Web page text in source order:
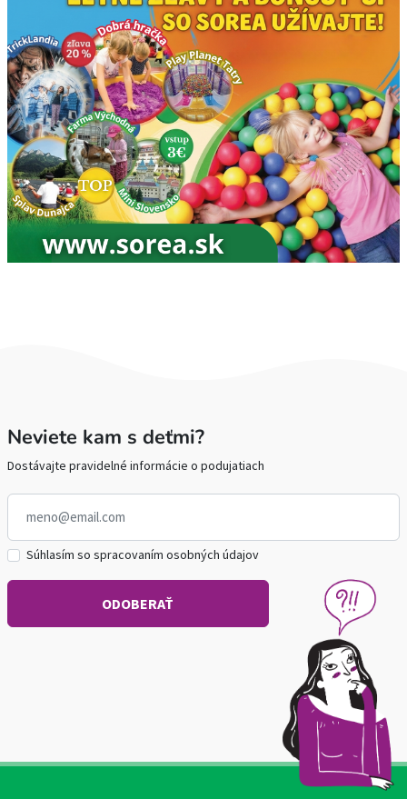
Neviete kam s deťmi?
Dostávajte pravidelné informácie o podujatiach
Súhlasím so spracovaním osobných údajov